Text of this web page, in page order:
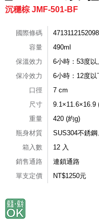
沉穩棕 JMF-501-BF
國際條碼
4713112152098
容量
490ml
保溫效力
6小時：53度以
保冷效力
6小時：12度以
口徑
7 cm
尺寸
9.1×11.6×16.9
重量
420 (約g)
瓶身材質
SUS304不銹
箱入數
12 入
銷售通路
連鎖通路
單支定價
NT$1250元